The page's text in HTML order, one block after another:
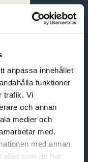
anpassa innehållet
funktioner
trafik. Vi
och annan
medier och
med.
med annan
eller som de har
English
Svenska